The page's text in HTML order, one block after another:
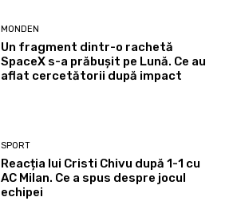
MONDEN
Un fragment dintr-o rachetă
SpaceX s-a prăbușit pe Lună. Ce au
aflat cercetătorii după impact
SPORT
Reacția lui Cristi Chivu după 1-1 cu
AC Milan. Ce a spus despre jocul
echipei